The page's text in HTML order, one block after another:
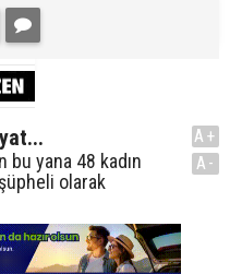
bu yana 48 kadın
olarak
A+
A-